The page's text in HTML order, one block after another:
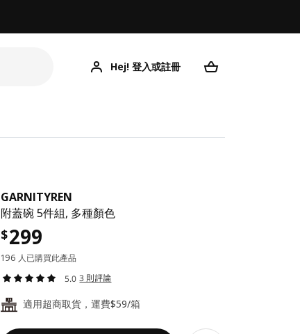
Hej! 登入或註冊
GARNITYREN
附蓋碗 5件組, 多種顏色
$299
196 人已購買此產品
5.0 3 則評論
24 適用超商取貨，運費$59/箱